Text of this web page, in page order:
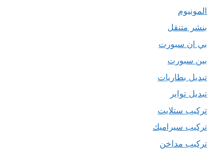
المونيوم
بنشر متنقل
بي ان سبورت
بين سبورت
تبديل بطاريات
تبديل تواير
تركيب ستلايت
تركيب سيراميك
تركيب مداخن